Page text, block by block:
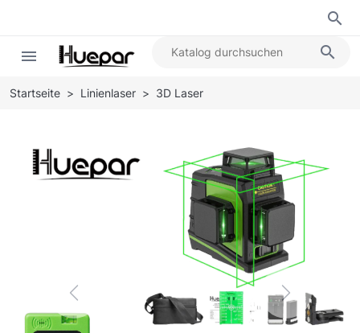
search
menu
search
Startseite Linienlaser 3D Laser
Previous Next